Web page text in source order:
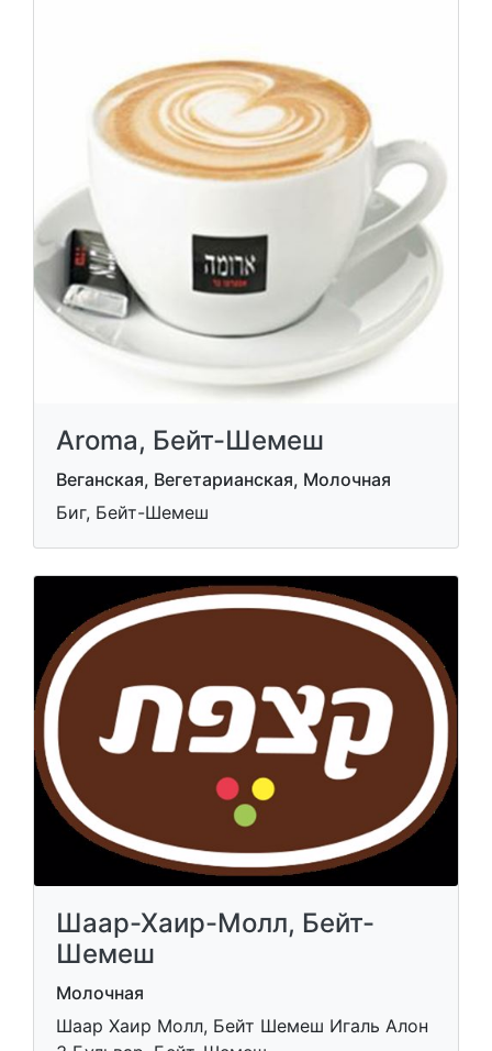
Aroma, Бейт-Шемеш
Веганская, Вегетарианская, Молочная
Биг, Бейт-Шемеш
Шаар-Хаир-Молл, Бейт-
Шемеш
Молочная
Шаар Хаир Молл, Бейт Шемеш Игаль Алон